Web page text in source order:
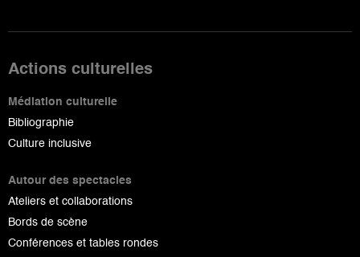
Actions culturelles
Médiation culturelle
Bibliographie
Culture inclusive
Autour des spectacles
Ateliers et collaborations
Bords de scène
Conférences et tables rondes